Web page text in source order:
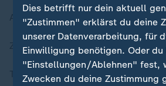
Aktuelle Sendungs-Videos
ZDFheute Stories
Themen im Überblick
Dies betrifft nur dein aktuell
"Zustimmen" erklärst du deine
unserer Datenverarbeitung, für
Einwilligung benötigen. Oder
"Einstellungen/Ablehnen" fest,
Zwecken du deine Zustimmung